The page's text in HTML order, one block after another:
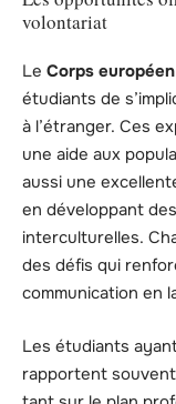
volontariat
Le Corps
étudiants de
à l’étranger. Ces
une aide aux
aussi une
en développant
interculturelles.
des défis qui
communication en
Les étudiants
rapportent